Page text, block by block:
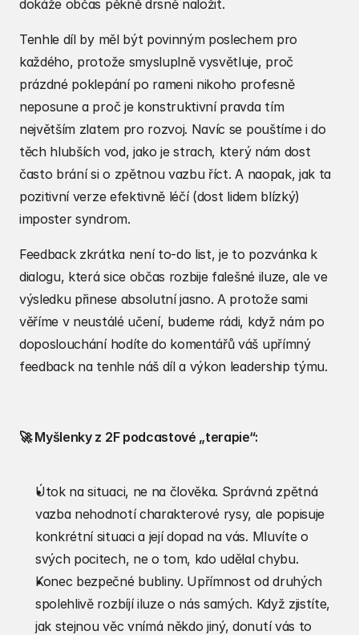
dokáže občas pěkně drsně naložit.
Tenhle díl by měl být povinným poslechem pro
každého, protože smysluplně vysvětluje, proč
prázdné poklepání po rameni nikoho profesně
neposune a proč je konstruktivní pravda tím
největším zlatem pro rozvoj. Navíc se pouštíme i do
těch hlubších vod, jako je strach, který nám dost
často brání si o zpětnou vazbu říct. A naopak, jak ta
pozitivní verze efektivně léčí (dost lidem blízký)
imposter syndrom.
Feedback zkrátka není to-do list, je to pozvánka k
dialogu, která sice občas rozbije falešné iluze, ale ve
výsledku přinese absolutní jasno. A protože sami
věříme v neustálé učení, budeme rádi, když nám po
doposlouchání hodíte do komentářů váš upřímný
feedback na tenhle náš díl a výkon leadership týmu.
🚀 Myšlenky z 2F podcastové „terapie“:
Útok na situaci, ne na člověka. Správná zpětná
vazba nehodnotí charakterové rysy, ale popisuje
konkrétní situaci a její dopad na vás. Mluvíte o
svých pocitech, ne o tom, kdo udělal chybu.
Konec bezpečné bubliny. Upřímnost od druhých
spolehlivě rozbíjí iluze o nás samých. Když zjistíte,
jak stejnou věc vnímá někdo jiný, donutí vás to